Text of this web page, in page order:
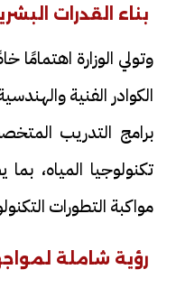
بناء القدرات
وتولي الوزارة اهتمامًا
الكوادر الفنية
برامج التدريب
تكنولوجيا المياه،
مواكبة التطورات
رؤية شاملة